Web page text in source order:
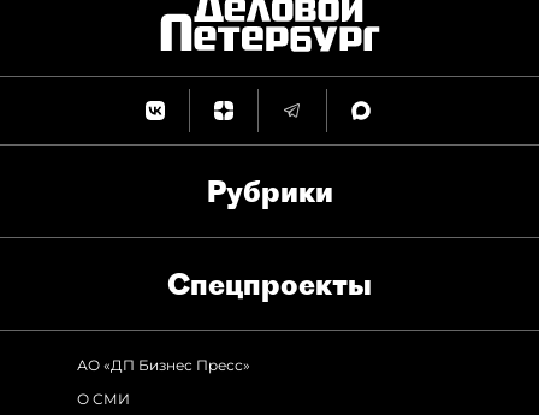
Рубрики
Спец­проекты
АО «ДП Бизнес Пресс»
О СМИ